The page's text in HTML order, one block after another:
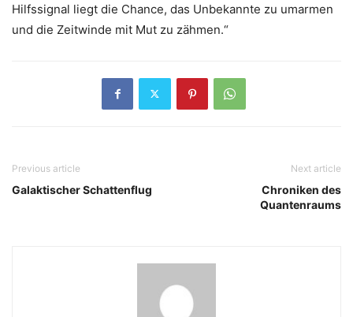
Hilfssignal liegt die Chance, das Unbekannte zu umarmen
und die Zeitwinde mit Mut zu zähmen.“
Previous article
Galaktischer Schattenflug
Next article
Chroniken des
Quantenraums